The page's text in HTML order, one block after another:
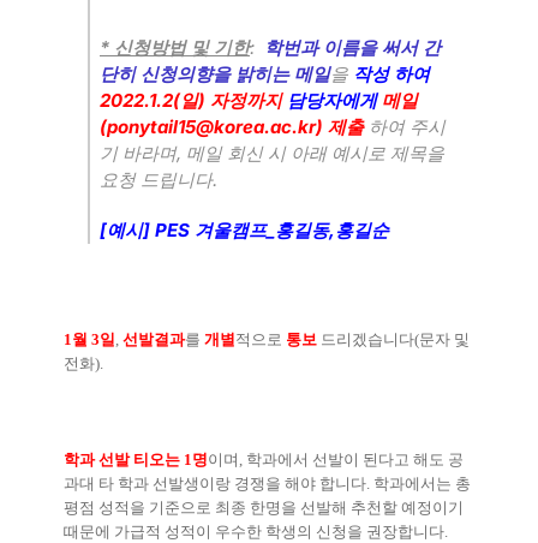
* 신청방법 및 기한:
학번과 이름을 써서 간
단히 신청의향을 밝히는 메일을 작성 하여
2022.1.2(일) 자정까지 담당자에게 메일
(ponytail15@korea.ac.kr) 제출 하여 주시
기 바라며, 메일 회신 시 아래 예시로 제목을
요청 드립니다.
[예시] PES 겨울캠프_ 홍길동,홍길순
1월 3일, 선발결과를 개별 적으로 통보 드리겠습니다(문자 및
전화).
학과 선발 티오는 1명이며 , 학과에서 선발이 된다고 해도 공
과대 타 학과 선발생이랑 경쟁을 해야 합니다. 학과에서는 총
평점 성적을 기준으로 최종 한명을 선발해 추천할 예정이기
때문에 가급적 성적이 우수한 학생의 신청을 권장합니다.